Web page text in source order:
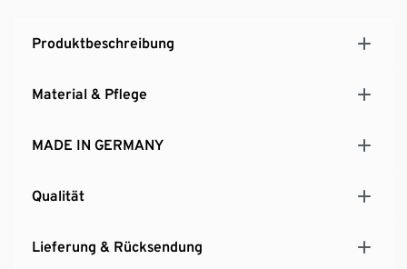
Produktbeschreibung
Material & Pflege
MADE IN GERMANY
Qualität
Lieferung & Rücksendung